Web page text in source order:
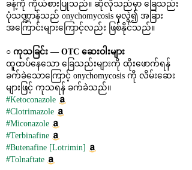
ခန့်ကို ကိုယ်စားပြုသည်။ ဆိုလိုသည်မှာ ခြေသည်း
ပုံသဏ္ဍာန်သည် onychomycosis မှလွဲ၍ အခြား
အကြောင်းများကြောင့်လည်း ဖြစ်နိုင်သည်။
○ ကုသခြင်း ― OTC ဆေးဝါးများ
ထူထပ်နေသော ခြေသည်းများကို ထိုးဖောက်ရန်
ခက်ခဲသောကြောင့် onychomycosis ကို လိမ်းဆေး
များဖြင့် ကုသရန် ခက်ခဲသည်။
#Ketoconazole
#Clotrimazole
#Miconazole
#Terbinafine
#Butenafine [Lotrimin]
#Tolnaftate